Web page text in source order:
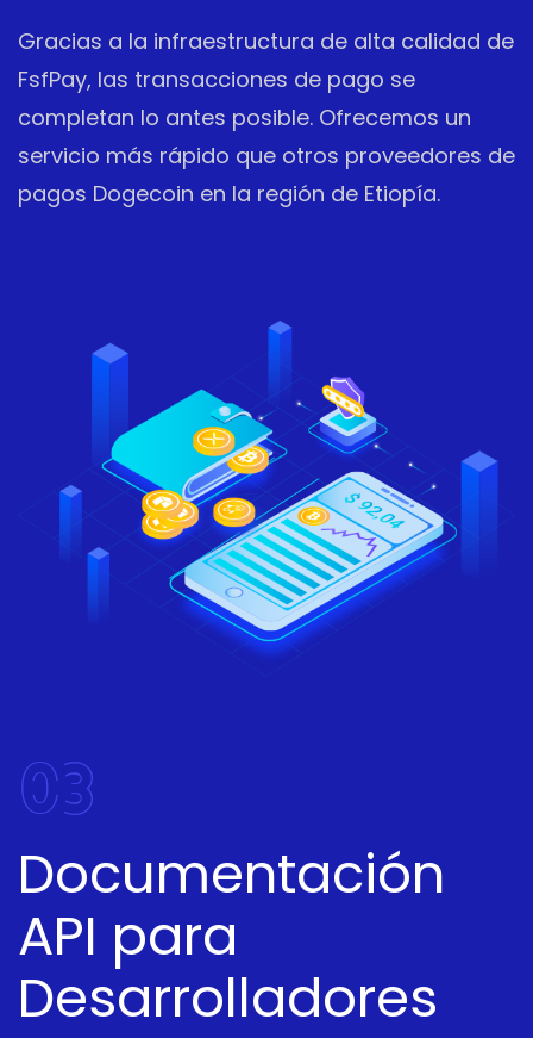
Gracias a la infraestructura de alta calidad de
FsfPay, las transacciones de pago se
completan lo antes posible. Ofrecemos un
servicio más rápido que otros proveedores de
pagos Dogecoin en la región de Etiopía.
03
Documentación
API para
Desarrolladores